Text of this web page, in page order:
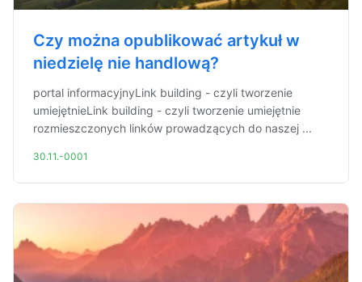
Czy można opublikować artykuł w
niedzielę nie handlową?
portal informacyjnyLink building - czyli tworzenie
umiejętnieLink building - czyli tworzenie umiejętnie
rozmieszczonych linków prowadzących do naszej ...
30.11.-0001